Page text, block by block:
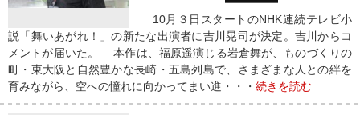
10月３日スタートのNHK連続テレビ小
説「舞いあがれ！」の新たな出演者に吉川晃司が決定。吉川からコ
メントが届いた。 本作は、福原遥演じる岩倉舞が、ものづくりの
町・東大阪と自然豊かな長崎・五島列島で、さまざまな人との絆を
育みながら、空への憧れに向かってまい進・・・ 続きを読む